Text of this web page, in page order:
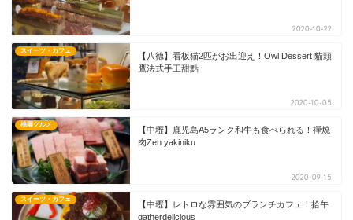
2020-10-22
スイーツ・カフェ
【八德】看板猫2匹がお出迎え！Owl Dessert 貓頭
鷹法式手工甜點
2020-10-05
桃園グルメ
【中壢】鹿児島A5ランク和牛も食べられる！禪燒
肉Zen yakiniku
2020-09-15
スイーツ・カフェ
【中壢】レトロな雰囲気のブランチカフェ！拾午
gatherdelicious